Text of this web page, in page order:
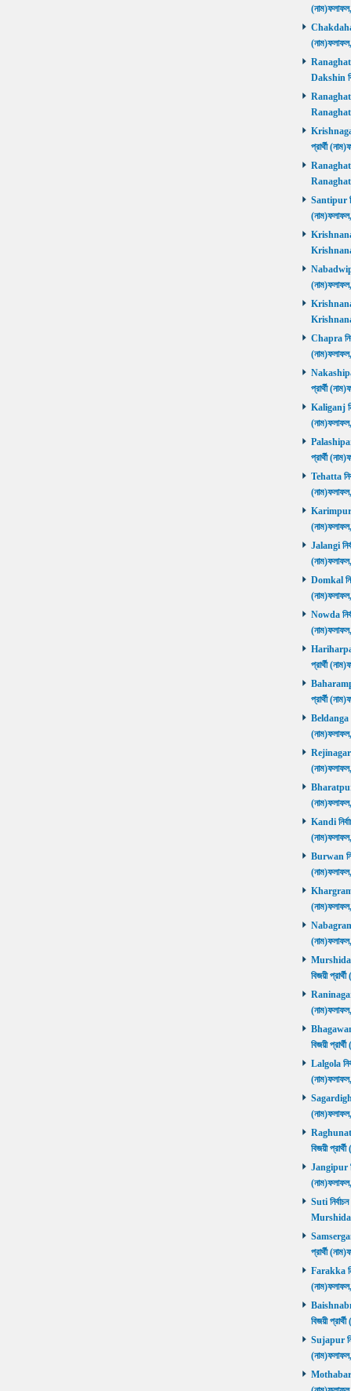
Chakdaha
Ranaghat
Dakshin
Ranaghat
Ranaghat
প্রার্থী
Ranaghat
Ranaghat
Santipur
Nabadwip
Chapra
প্রার্থী
Kaliganj
প্রার্থী
Tehatta
Karimpur
Jalangi
Domkal
Nowda
প্রার্থী
প্রার্থী
Beldanga
Rejinagar
Bharatpur
Kandi
Burwan
Khargram
Nabagram
বিজয়ী
Raninagar
বিজয়ী
Lalgola
Sagardighi
বিজয়ী
Jangipur
Suti
প্রার্থী
Farakka
বিজয়ী
Sujapur
Mothabari